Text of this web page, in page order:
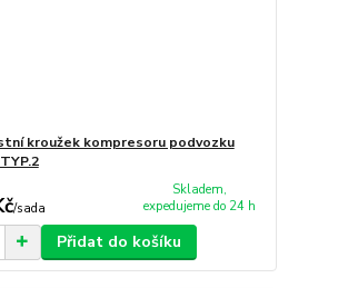
kroužek kompresoru podvozku
/sada
Skladem,
expedujeme do 24 h
Přidat do košíku